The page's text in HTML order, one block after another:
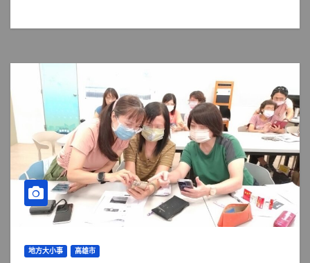
地方大小事 高雄市